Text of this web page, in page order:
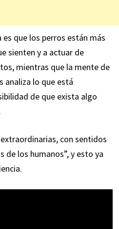
que los perros están más
sienten y a actuar de
mientras que la mente de
analiza lo que está
de que exista algo
con sentidos
de los humanos”, y esto ya